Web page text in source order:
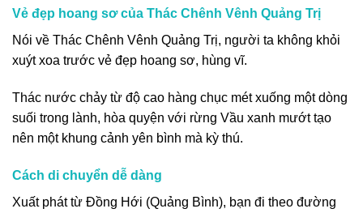
Vẻ đẹp hoang sơ của Thác Chênh Vênh Quảng Trị
Nói về Thác Chênh Vênh Quảng Trị, người ta không khỏi
xuýt xoa trước vẻ đẹp hoang sơ, hùng vĩ.
Thác nước chảy từ độ cao hàng chục mét xuống một dòng
suối trong lành, hòa quyện với rừng Vầu xanh mướt tạo
nên một khung cảnh yên bình mà kỳ thú.
Cách di chuyển dễ dàng
Xuất phát từ Đồng Hới (Quảng Bình), bạn đi theo đường